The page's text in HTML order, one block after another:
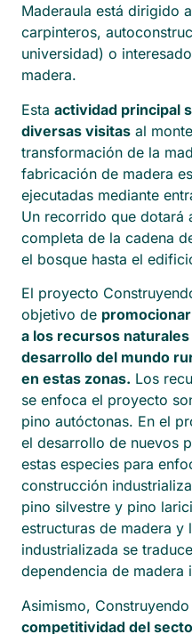
Maderaula está dirigido
carpinteros,
universidad) o
madera.
Esta actividad principal
diversas visitas al
transformación de la
fabricación de madera
ejecutadas mediante
Un recorrido que dotará
completa de la cadena
el bosque hasta el
El proyecto
objetivo de
a los recursos
desarrollo del mundo
en estas zonas. Los
se enfoca el proyecto
pino autóctonas. En el
el desarrollo de nuevos
estas especies para
construcción
pino silvestre y pino
estructuras de madera
industrializada se
dependencia de madera
Asimismo, Construyendo
competitividad del